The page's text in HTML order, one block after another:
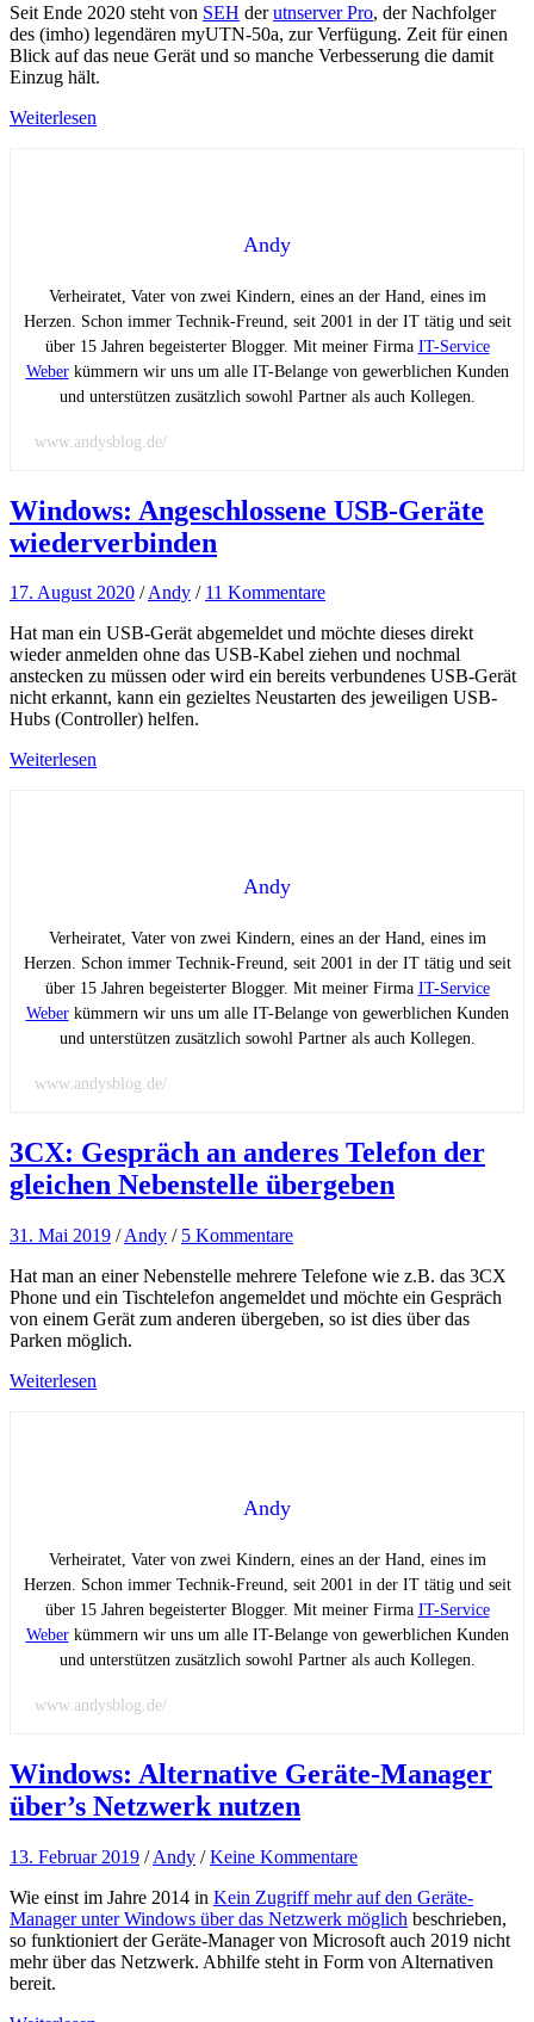
Seit Ende 2020 steht von SEH derutnserver Pro, der Nachfolger
des (imho) legendären myUTN-50a, zur Verfügung. Zeit für einen
Blick auf das neue Gerät und so manche Verbesserung die damit
Einzug hält.
Weiterlesen
Andy
Verheiratet, Vater von zwei Kindern, eines an der Hand, eines im
Herzen. Schon immer Technik-Freund, seit 2001 in der IT tätig und seit
über 15 Jahren begeisterter Blogger. Mit meiner Firma IT-Service
Weberkümmern wir uns um alle IT-Belange von gewerblichen Kunden
und unterstützen zusätzlich sowohl Partner als auch Kollegen.
www.andysblog.de/
Windows: Angeschlossene USB-Geräte
wiederverbinden
17. August 2020 /Andy / 11 Kommentare
Hat man ein USB-Gerät abgemeldet und möchte dieses direkt
wieder anmelden ohne das USB-Kabel ziehen und nochmal
anstecken zu müssen oder wird ein bereits verbundenes USB-Gerät
nicht erkannt, kann ein gezieltes Neustarten des jeweiligen USB-
Hubs (Controller) helfen.
Weiterlesen
Andy
Verheiratet, Vater von zwei Kindern, eines an der Hand, eines im
Herzen. Schon immer Technik-Freund, seit 2001 in der IT tätig und seit
über 15 Jahren begeisterter Blogger. Mit meiner Firma IT-Service
Weberkümmern wir uns um alle IT-Belange von gewerblichen Kunden
und unterstützen zusätzlich sowohl Partner als auch Kollegen.
www.andysblog.de/
3CX: Gespräch an anderes Telefon der
gleichen Nebenstelle übergeben
31. Mai 2019 /Andy / 5 Kommentare
Hat man an einer Nebenstelle mehrere Telefone wie z.B. das 3CX
Phone und ein Tischtelefon angemeldet und möchte ein Gespräch
von einem Gerät zum anderen übergeben, so ist dies über das
Parken möglich.
Weiterlesen
Andy
Verheiratet, Vater von zwei Kindern, eines an der Hand, eines im
Herzen. Schon immer Technik-Freund, seit 2001 in der IT tätig und seit
über 15 Jahren begeisterter Blogger. Mit meiner Firma IT-Service
Weberkümmern wir uns um alle IT-Belange von gewerblichen Kunden
und unterstützen zusätzlich sowohl Partner als auch Kollegen.
www.andysblog.de/
Windows: Alternative Geräte-Manager
über’s Netzwerk nutzen
13. Februar 2019 /Andy /Keine Kommentare
Wie einst im Jahre 2014 in Kein Zugriff mehr auf den Geräte-
Manager unter Windows über das Netzwerk möglich beschrieben,
so funktioniert der Geräte-Manager von Microsoft auch 2019 nicht
mehr über das Netzwerk. Abhilfe steht in Form von Alternativen
bereit.